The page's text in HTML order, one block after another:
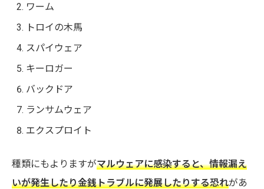
ワーム
トロイの木馬
スパイウェア
キーロガー
バックドア
ランサムウェア
エクスプロイト
種類にもよりますがマルウェアに感染すると、情報漏え
いが発生したり金銭トラブルに発展したりする恐れがあ